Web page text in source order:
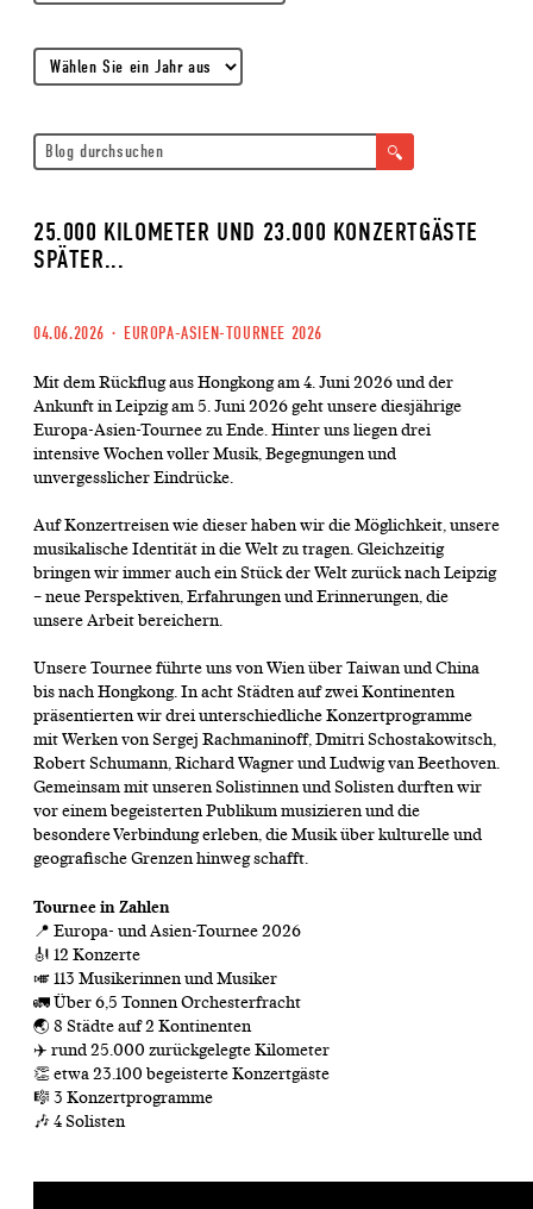
25.000 KILOMETER UND 23.000 KONZERTGÄSTE
SPÄTER...
04.06.2026 · EUROPA-ASIEN-TOURNEE 2026
Mit dem Rückflug aus Hongkong am 4. Juni 2026 und der
Ankunft in Leipzig am 5. Juni 2026 geht unsere diesjährige
Europa-Asien-Tournee zu Ende. Hinter uns liegen drei
intensive Wochen voller Musik, Begegnungen und
unvergesslicher Eindrücke.
Auf Konzertreisen wie dieser haben wir die Möglichkeit, unsere
musikalische Identität in die Welt zu tragen. Gleichzeitig
bringen wir immer auch ein Stück der Welt zurück nach Leipzig
– neue Perspektiven, Erfahrungen und Erinnerungen, die
unsere Arbeit bereichern.
Unsere Tournee führte uns von Wien über Taiwan und China
bis nach Hongkong. In acht Städten auf zwei Kontinenten
präsentierten wir drei unterschiedliche Konzertprogramme
mit Werken von Sergej Rachmaninoff, Dmitri Schostakowitsch,
Robert Schumann, Richard Wagner und Ludwig van Beethoven.
Gemeinsam mit unseren Solistinnen und Solisten durften wir
vor einem begeisterten Publikum musizieren und die
besondere Verbindung erleben, die Musik über kulturelle und
geografische Grenzen hinweg schafft.
Tournee in Zahlen
📍 Europa- und Asien-Tournee 2026
🎻 12 Konzerte
🎺 113 Musikerinnen und Musiker
🚛 Über 6,5 Tonnen Orchesterfracht
🌏 8 Städte auf 2 Kontinenten
✈️ rund 25.000 zurückgelegte Kilometer
👏 etwa 23.100 begeisterte Konzertgäste
🎼 3 Konzertprogramme
🎶 4 Solisten